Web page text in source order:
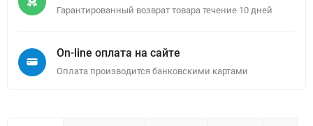
Гарантированный возврат товара течение 10 дней
On-line оплата на сайте
Оплата производится банковскими картами